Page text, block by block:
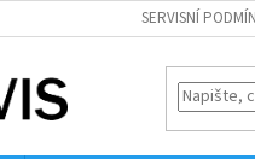
SERVISNÍ